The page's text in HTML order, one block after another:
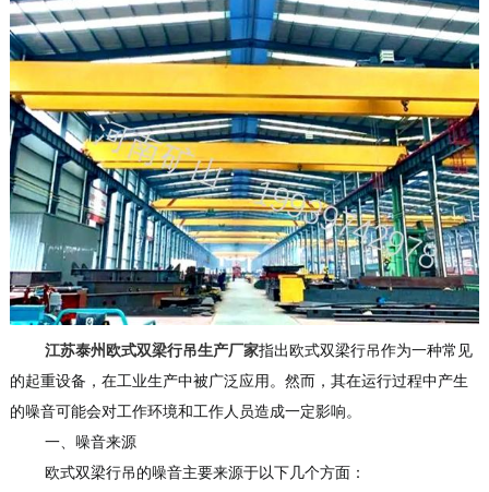
江苏泰州欧式双梁行吊生产厂家指出欧式双梁行吊作为一种常见
的起重设备，在工业生产中被广泛应用。然而，其在运行过程中产生
的噪音可能会对工作环境和工作人员造成一定影响。
一、噪音来源
欧式双梁行吊的噪音主要来源于以下几个方面：